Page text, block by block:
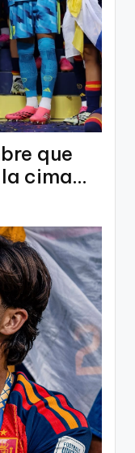
que
cima